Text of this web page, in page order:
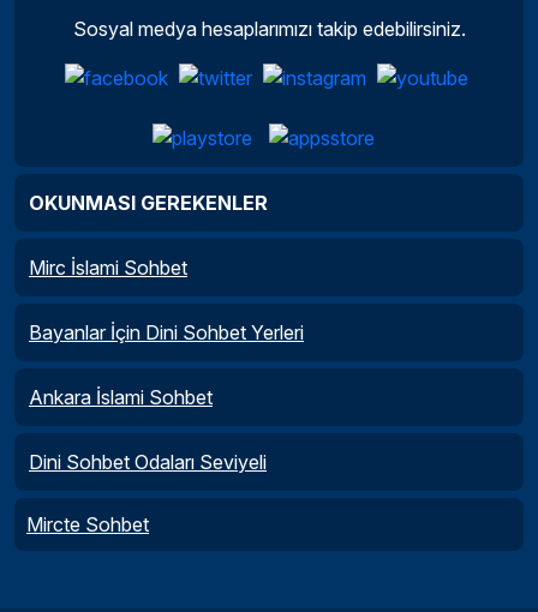
Sosyal medya hesaplarımızı takip edebilirsiniz.
OKUNMASI GEREKENLER
Mirc İslami Sohbet
Bayanlar İçin Dini Sohbet Yerleri
Ankara İslami Sohbet
Dini Sohbet Odaları Seviyeli
Mircte Sohbet